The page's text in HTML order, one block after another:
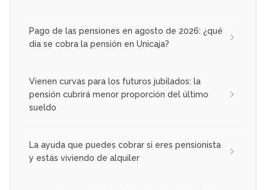
Pago de las pensiones en agosto de 2026: ¿qué
día se cobra la pensión en Unicaja?
Vienen curvas para los futuros jubilados: la
pensión cubrirá menor proporción del último
sueldo
La ayuda que puedes cobrar si eres pensionista
y estás viviendo de alquiler